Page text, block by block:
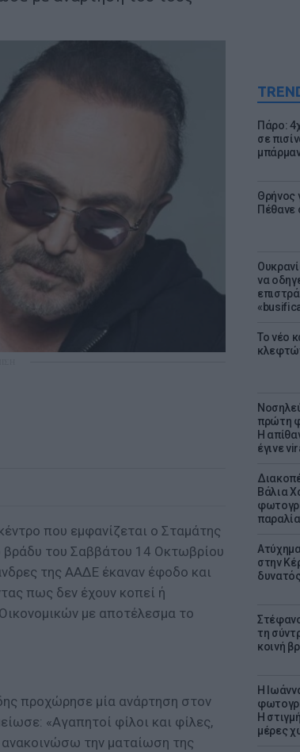
Πάρο:
σε
Θρήνος
Πέθανε
να
Το νέο
πρώτη
Η
έγινε
Βάλια
παραλία
Ατύχημα
στην
τη
κοινή
H
Η
μέρες
που εμφανίζεται ο Σταμάτης
βράδυ του Σαββάτου 14 Οκτωβρίου
της ΑΑΔΕ έκαναν έφοδο και
πως δεν έχουν κοπεί ή
με αποτέλεσμα το
προχώρησε μία ανάρτηση στον
«Αγαπητοί φίλοι και φίλες,
την ματαίωση της